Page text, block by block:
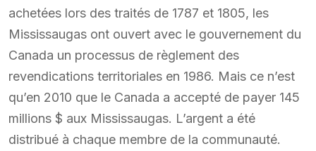
achetées lors des traités de 1787 et 1805, les
Mississaugas ont ouvert avec le gouvernement du
Canada un processus de règlement des
revendications territoriales en 1986. Mais ce n’est
qu’en 2010 que le Canada a accepté de payer 145
millions $ aux Mississaugas. L’argent a été
distribué à chaque membre de la communauté.